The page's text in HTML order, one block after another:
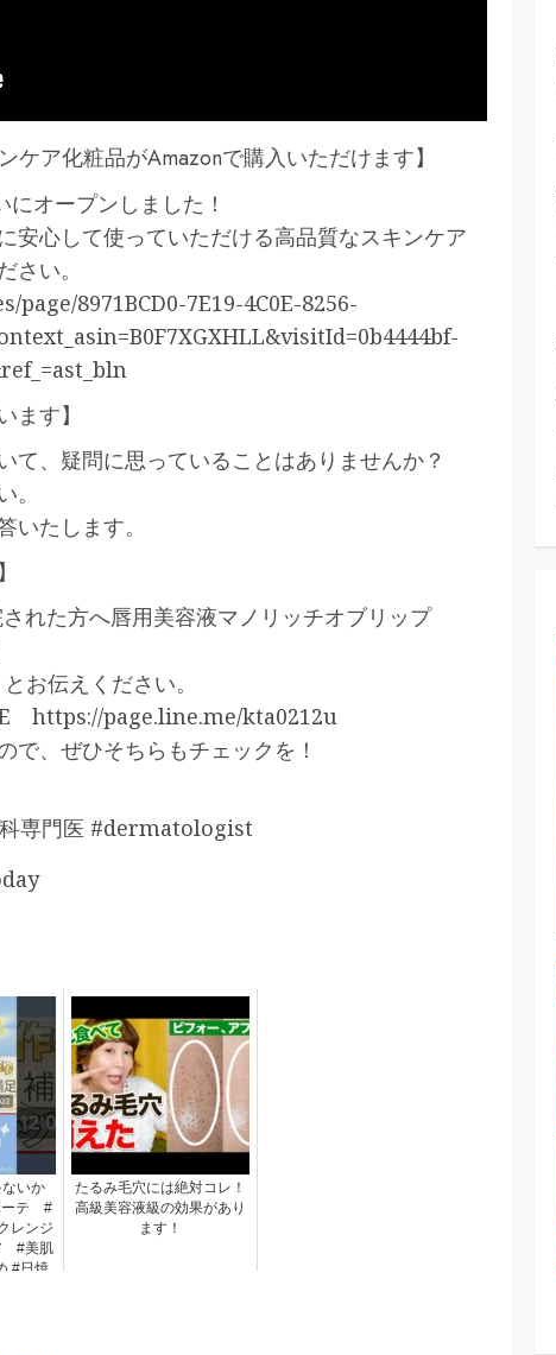
ア化粧品がAmazonで購入いただけます】
オープンしました！
安心して使っていただける高品質なスキンケア
い。
8971BCD0-7E19-4C0E-8256-
ます】
て、疑問に思っていることはありませんか？
たします。
れた方へ唇用美容液マノリッチオブリップ
お伝えください。
https://page.line.me/kta0212u
で、ぜひそちらもチェックを！
専門医 #dermatologist
ないか
ーテ #
レンジ
#美肌
#日焼
たるみ毛穴には絶対コレ！
高級美容液級の効果があり
ます！